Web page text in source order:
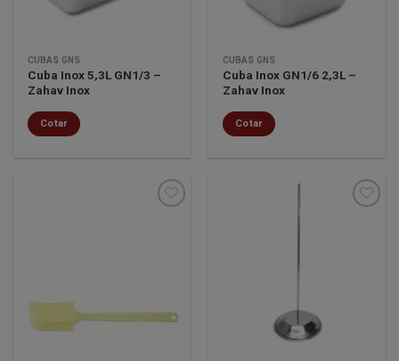
CUBAS GNS
Cuba Inox 5,3L GN1/3 –
Zahav Inox
Cotar
CUBAS GNS
Cuba Inox GN1/6 2,3L –
Zahav Inox
Cotar